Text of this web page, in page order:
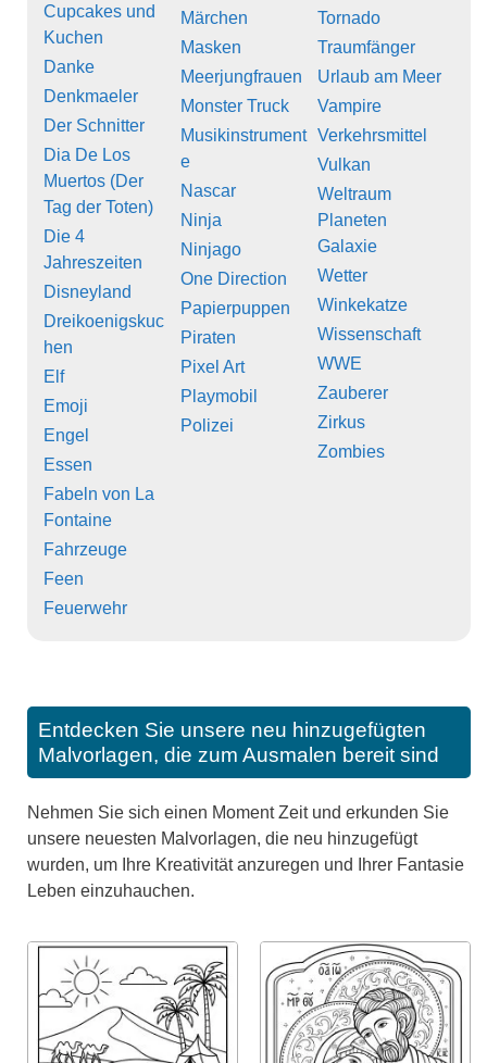
Cupcakes und
Kuchen
Danke
Denkmaeler
Der Schnitter
Dia De Los
Muertos (Der
Tag der Toten)
Die 4
Jahreszeiten
Disneyland
Dreikoenigskuc
hen
Elf
Emoji
Engel
Essen
Fabeln von La
Fontaine
Fahrzeuge
Feen
Feuerwehr
Märchen
Masken
Meerjungfrauen
Monster Truck
Musikinstrument
e
Nascar
Ninja
Ninjago
One Direction
Papierpuppen
Piraten
Pixel Art
Playmobil
Polizei
Tornado
Traumfänger
Urlaub am Meer
Vampire
Verkehrsmittel
Vulkan
Weltraum
Planeten
Galaxie
Wetter
Winkekatze
Wissenschaft
WWE
Zauberer
Zirkus
Zombies
Entdecken Sie unsere neu hinzugefügten
Malvorlagen, die zum Ausmalen bereit sind
Nehmen Sie sich einen Moment Zeit und erkunden Sie
unsere neuesten Malvorlagen, die neu hinzugefügt
wurden, um Ihre Kreativität anzuregen und Ihrer Fantasie
Leben einzuhauchen.